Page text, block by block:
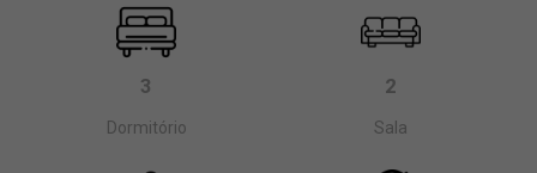
3
Dormitório
2
Sala